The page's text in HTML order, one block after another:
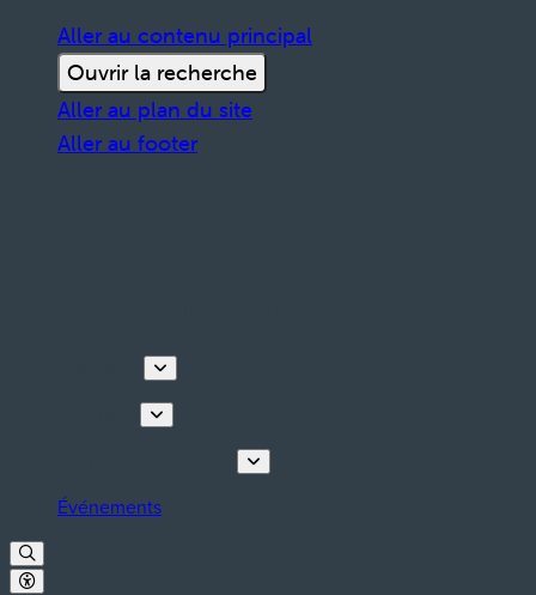
Aller au contenu principal
Ouvrir la recherche
Aller au plan du site
Aller au footer
Événements